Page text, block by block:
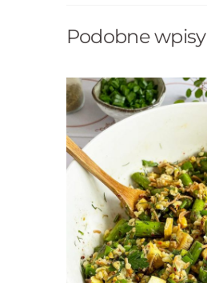
Podobne wpisy